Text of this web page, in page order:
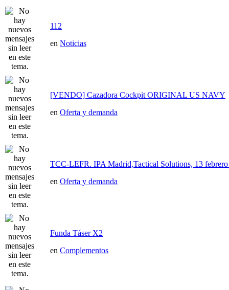
112
en Noticias
[VENDO] Cazadora Cockpit ORIGINAL US NAVY
en Oferta y demanda
TCC-LEFR. IPA Madrid,Tactical Solutions, 13
en Oferta y demanda
Funda Táser X2
en Complementos